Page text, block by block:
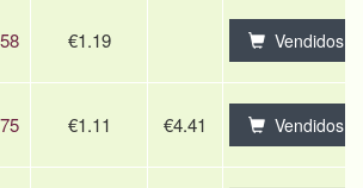
€1.19 Vendidos
€1.11 €4.41 Vendidos